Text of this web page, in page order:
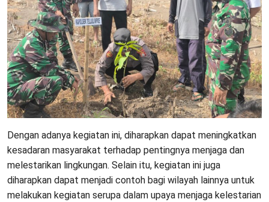
Dengan adanya kegiatan ini, diharapkan dapat meningkatkan
kesadaran masyarakat terhadap pentingnya menjaga dan
melestarikan lingkungan. Selain itu, kegiatan ini juga
diharapkan dapat menjadi contoh bagi wilayah lainnya untuk
melakukan kegiatan serupa dalam upaya menjaga kelestarian